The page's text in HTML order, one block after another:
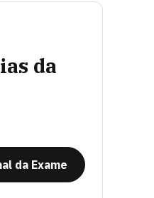
da
da Exame